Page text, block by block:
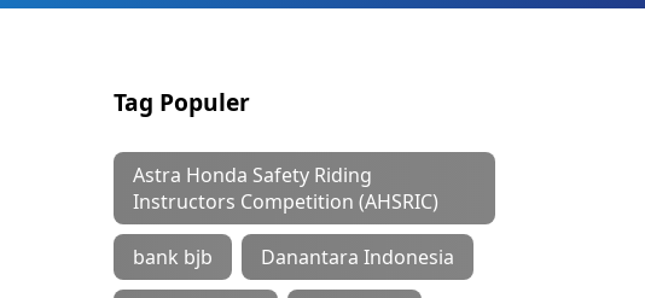
Tag Populer
Astra Honda Safety Riding
Instructors Competition (AHSRIC)
bank bjb Danantara Indonesia